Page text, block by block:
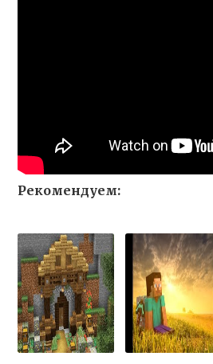
Рекомендуем: